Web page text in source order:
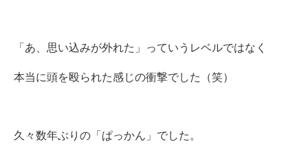
「あ、思い込みが外れた」っていうレベルではなく
本当に頭を殴られた感じの衝撃でした（笑）
久々数年ぶりの「ぱっかん」でした。